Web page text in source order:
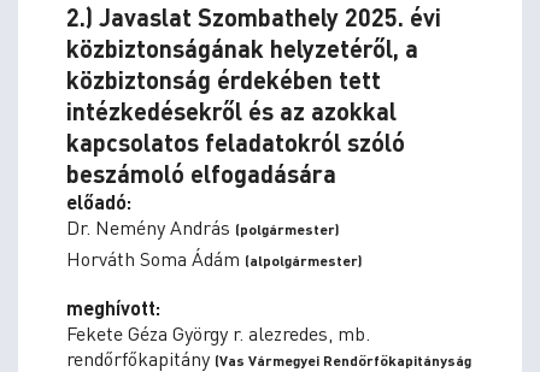
2.) Javaslat Szombathely 2025. évi
közbiztonságának helyzetéről, a
közbiztonság érdekében tett
intézkedésekről és az azokkal
kapcsolatos feladatokról szóló
beszámoló elfogadására
előadó:
Dr. Nemény András (polgármester)
Horváth Soma Ádám (alpolgármester)
meghívott:
Fekete Géza György r. alezredes, mb.
rendőrfőkapitány (Vas Vármegyei Rendőrfőkapitányság